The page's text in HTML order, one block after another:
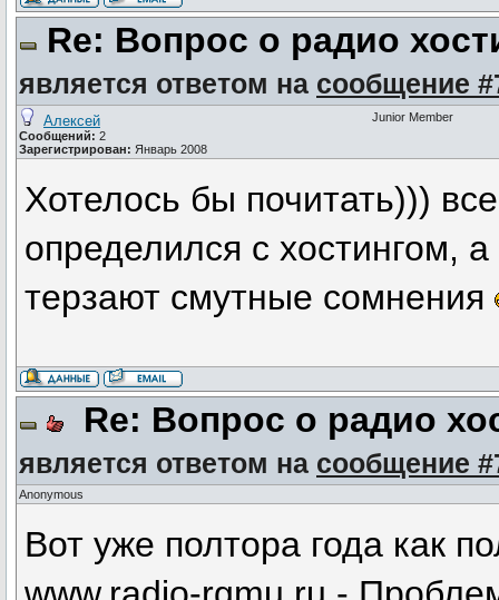
Re: Вопрос о радио
является ответом на сообщение
Алексей
Сообщений: 2
Зарегистрирован: Январь 2008
Junior Member
Хотелось бы почитать)))
определился с хостингом,
терзают смутные сомнения
Re: Вопрос о радио
является ответом на сообщение
Anonymous
Вот уже полтора года как